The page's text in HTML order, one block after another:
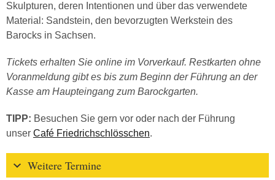
Skulpturen, deren Intentionen und über das verwendete
Material: Sandstein, den bevorzugten Werkstein des
Barocks in Sachsen.
Tickets erhalten Sie online im Vorverkauf. Restkarten ohne
Voranmeldung gibt es bis zum Beginn der Führung an der
Kasse am Haupteingang zum Barockgarten.
TIPP: Besuchen Sie gern vor oder nach der Führung
unser Café Friedrichschlösschen.
Weitere Termine